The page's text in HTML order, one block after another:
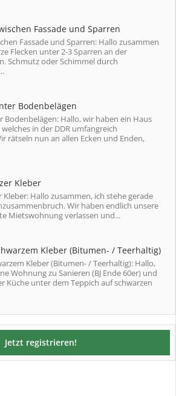
Fassade und Sparren
Fassade und Sparren: Hallo zusammen
Flecken unter 2-3 Sparren an der
Schmutz oder Schimmel durch
Bodenbelägen
Bodenbelägen: Hallo, wir haben ein Haus
in der DDR umfangreich
rätseln nun an allen Ecken und Enden,
Kleber
Hallo zusammen, ich stehe gerade
Wir haben endlich unsere
Mietswohnung verlassen und...
Kleber (Bitumen- / Teerhaltig)
Kleber (Bitumen- / Teerhaltig): Hallo,
Wohnung zu Sanieren (BJ Ende 60er) und
Küche unter dem Teppich auf schwarzen
Jetzt registrieren!